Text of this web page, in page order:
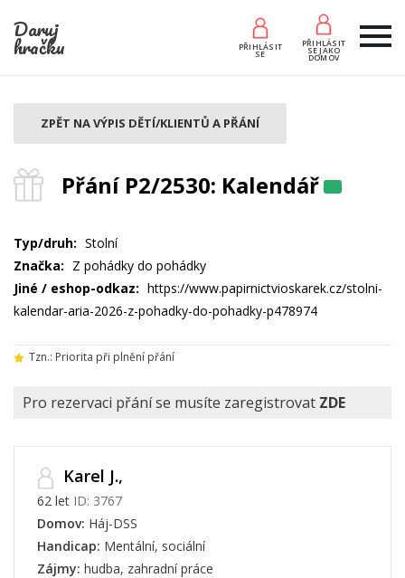
Daruj
hračku PŘIHLÁSIT
SE
PŘIHLÁSIT
SE JAKO
DOMOV
Přání P2/2530: Kalendář
ZPĚT NA VÝPIS DĚTÍ/KLIENTŮ A PŘÁNÍ
Typ/druh: Stolní
Značka: Z pohádky do pohádky
Jiné / eshop-odkaz: https://www.papirnictvioskarek.cz/stolni-
kalendar-aria-2026-z-pohadky-do-pohadky-p478974
Tzn.: Priorita při plnění přání
Pro rezervaci přání se musíte zaregistrovat ZDE
Karel J.,
62 let ID: 3767
Domov: Háj-DSS
Handicap: Mentální, sociální
Zájmy: hudba, zahradní práce